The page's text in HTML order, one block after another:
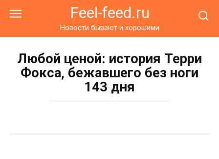
Feel-feed.ru
Новости бывают и хорошими
Любой ценой: история Терри
Фокса, бежавшего без ноги
143 дня